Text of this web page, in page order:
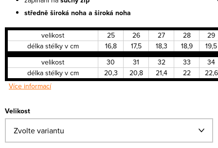
středně široká noha a široká noha
velikost 25 26 27 28
29
délka stélky v cm
16,8 17,5 18,3 18,9
19,5
velikost
30 31 32 33
34
délka stélky v cm
20,3 20,8 21,4 22
22,6
Více informací
Velikost